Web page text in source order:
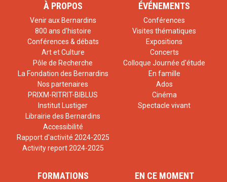
À PROPOS
Venir aux Bernardins
800 ans d'histoire
Conférences & débats
Art et Culture
Pôle de Recherche
La Fondation des Bernardins
Nos partenaires
PRIXM-RITRIT-BIBLUS
Institut Lustiger
Librairie des Bernardins
Accessibilité
Rapport d'activité 2024-2025
Activity report 2024-2025
ÉVÉNEMENTS
Conférences
Visites thématiques
Expositions
Concerts
Colloque Journée d'étude
En famille
Ados
Cinéma
Spectacle vivant
FORMATIONS EN CE MOMENT